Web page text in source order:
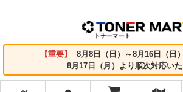
【重要】
8月8日（日）～8月16日（日
8月17日（月）より順次対応い